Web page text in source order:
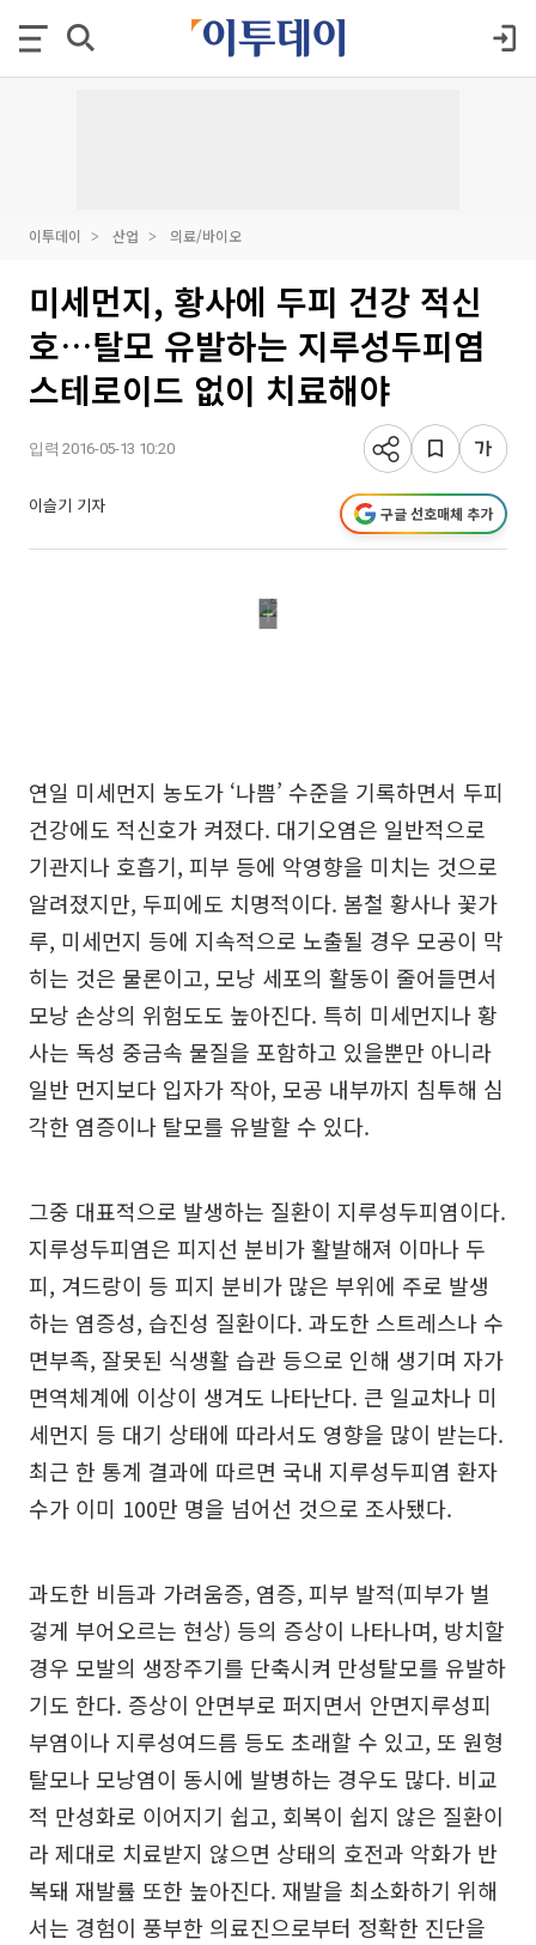
이투데이 산업 의료/바이오
미세먼지, 황사에 두피 건강 적신
호…탈모 유발하는 지루성두피염
스테로이드 없이 치료해야
입력 2016-05-13 10:20
이슬기 기자 구글 선호매체 추가
연일 미세먼지 농도가 ‘나쁨’ 수준을 기록하면서 두피
건강에도 적신호가 켜졌다. 대기오염은 일반적으로
기관지나 호흡기, 피부 등에 악영향을 미치는 것으로
알려졌지만, 두피에도 치명적이다. 봄철 황사나 꽃가
루, 미세먼지 등에 지속적으로 노출될 경우 모공이 막
히는 것은 물론이고, 모낭 세포의 활동이 줄어들면서
모낭 손상의 위험도도 높아진다. 특히 미세먼지나 황
사는 독성 중금속 물질을 포함하고 있을뿐만 아니라
일반 먼지보다 입자가 작아, 모공 내부까지 침투해 심
각한 염증이나 탈모를 유발할 수 있다.
그중 대표적으로 발생하는 질환이 지루성두피염이다.
지루성두피염은 피지선 분비가 활발해져 이마나 두
피, 겨드랑이 등 피지 분비가 많은 부위에 주로 발생
하는 염증성, 습진성 질환이다. 과도한 스트레스나 수
면부족, 잘못된 식생활 습관 등으로 인해 생기며 자가
면역체계에 이상이 생겨도 나타난다. 큰 일교차나 미
세먼지 등 대기 상태에 따라서도 영향을 많이 받는다.
최근 한 통계 결과에 따르면 국내 지루성두피염 환자
수가 이미 100만 명을 넘어선 것으로 조사됐다.
과도한 비듬과 가려움증, 염증, 피부 발적(피부가 벌
겋게 부어오르는 현상) 등의 증상이 나타나며, 방치할
경우 모발의 생장주기를 단축시켜 만성탈모를 유발하
기도 한다. 증상이 안면부로 퍼지면서 안면지루성피
부염이나 지루성여드름 등도 초래할 수 있고, 또 원형
탈모나 모낭염이 동시에 발병하는 경우도 많다. 비교
적 만성화로 이어지기 쉽고, 회복이 쉽지 않은 질환이
라 제대로 치료받지 않으면 상태의 호전과 악화가 반
복돼 재발률 또한 높아진다. 재발을 최소화하기 위해
서는 경험이 풍부한 의료진으로부터 정확한 진단을